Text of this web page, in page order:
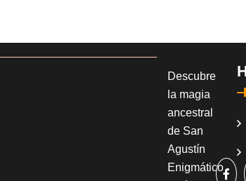
Descubre
la magia
ancestral
de San
Agustín
Enigmático